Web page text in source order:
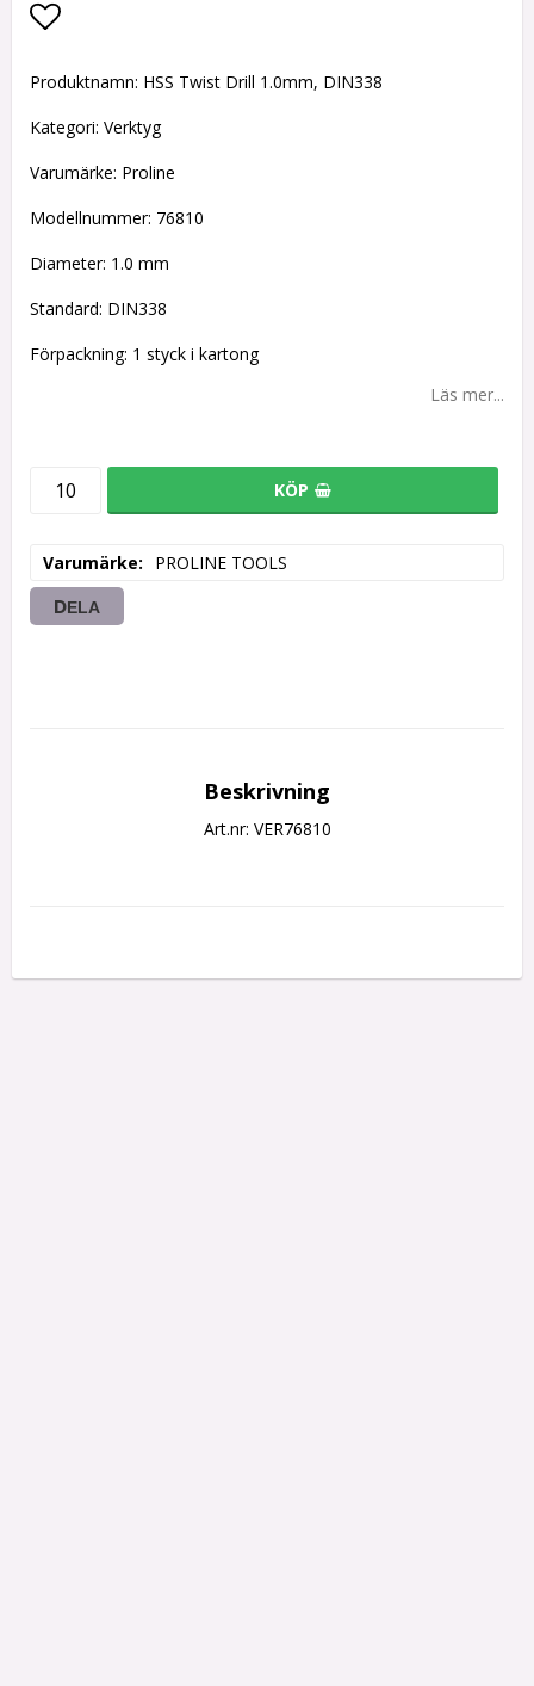
Produktnamn: HSS Twist Drill 1.0mm, DIN338
Kategori: Verktyg
Varumärke: Proline
Modellnummer: 76810
Diameter: 1.0 mm
Standard: DIN338
Förpackning: 1 styck i kartong
Läs mer...
KÖP
Varumärke PROLINE TOOLS
DELA
Beskrivning
Art.nr: VER76810